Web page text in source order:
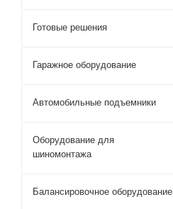
Готовые решения
Гаражное оборудование
Автомобильные подъемники
Оборудование для
шиномонтажа
Балансировочное оборудование